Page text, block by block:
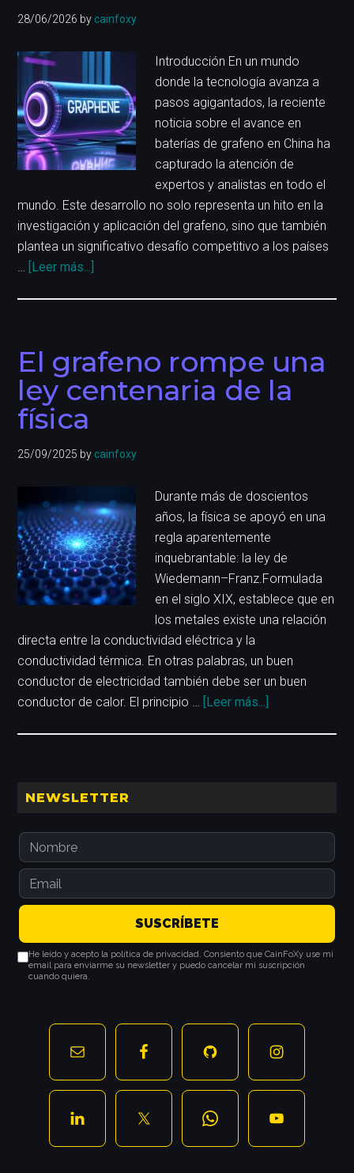
28/06/2026 by cainfoxy
Introducción En un mundo
donde la tecnología avanza a
pasos agigantados, la reciente
noticia sobre el avance en
baterías de grafeno en China ha
capturado la atención de
expertos y analistas en todo el
mundo. Este desarrollo no solo representa un hito en la
investigación y aplicación del grafeno, sino que también
plantea un significativo desafío competitivo a los países
… [Leer más...]
avance
en
baterías
de
El grafeno rompe una
ley centenaria de la
física
25/09/2025 by cainfoxy
Durante más de doscientos
años, la física se apoyó en una
regla aparentemente
inquebrantable: la ley de
Wiedemann–Franz.Formulada
en el siglo XIX, establece que en
los metales existe una relación
directa entre la conductividad eléctrica y la
conductividad térmica. En otras palabras, un buen
conductor de electricidad también debe ser un buen
conductor de calor. El principio … [Leer más...]
de
física
Barra
principal
NEWSLETTER
He leído y acepto la política de privacidad. Consiento que CainFoXy use mi
email para enviarme su newsletter y puedo cancelar mi suscripción
cuando quiera.